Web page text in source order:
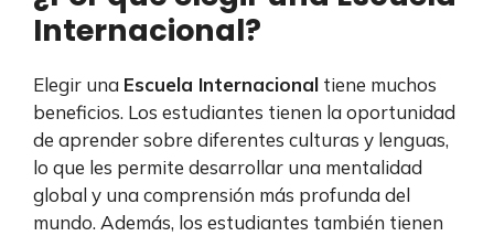
Internacional?
Elegir una Escuela Internacional tiene muchos
beneficios. Los estudiantes tienen la oportunidad
de aprender sobre diferentes culturas y lenguas,
lo que les permite desarrollar una mentalidad
global y una comprensión más profunda del
mundo. Además, los estudiantes también tienen